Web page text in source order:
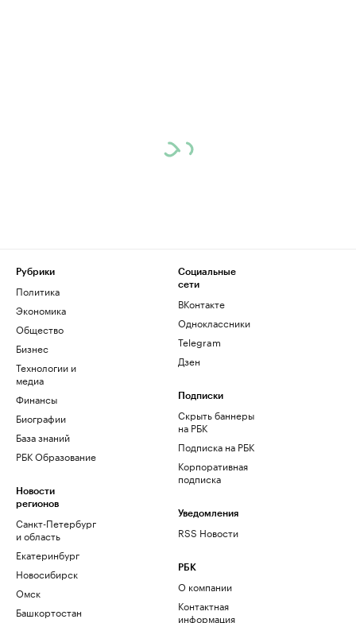
Рубрики
Политика
Экономика
Общество
Бизнес
Технологии и
медиа
Финансы
Биографии
База знаний
РБК Образование
Новости
регионов
Санкт-Петербург
и область
Екатеринбург
Новосибирск
Омск
Башкортостан
Социальные
сети
ВКонтакте
Одноклассники
Telegram
Дзен
Подписки
Скрыть баннеры
на РБК
Подписка на РБК
Корпоративная
подписка
Уведомления
RSS Новости
РБК
О компании
Контактная
информация